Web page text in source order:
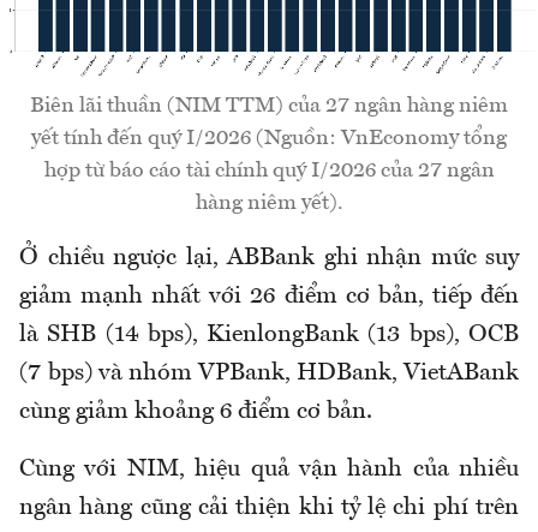
Biên lãi thuần (NIM TTM) của 27 ngân hàng niêm
yết tính đến quý I/2026 (Nguồn: VnEconomy tổng
hợp từ báo cáo tài chính quý I/2026 của 27 ngân
hàng niêm yết).
Ở chiều ngược lại, ABBank ghi nhận mức suy
giảm mạnh nhất với 26 điểm cơ bản, tiếp đến
là SHB (14 bps), KienlongBank (13 bps), OCB
(7 bps) và nhóm VPBank, HDBank, VietABank
cùng giảm khoảng 6 điểm cơ bản.
Cùng với NIM, hiệu quả vận hành của nhiều
ngân hàng cũng cải thiện khi tỷ lệ chi phí trên